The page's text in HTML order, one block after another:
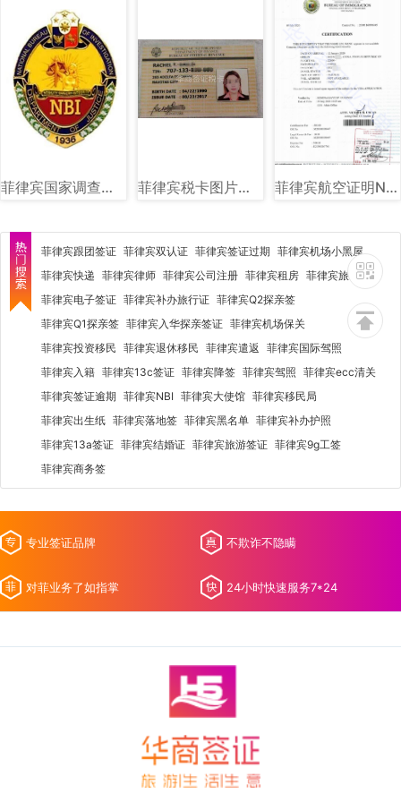
菲律宾国家调查局（NBI）图文讲解 菲律宾税卡图片样式讲解 菲律宾航空证明NTSP图片样式讲解
菲律宾跟团签证 菲律宾双认证 菲律宾签证过期 菲律宾机场小黑屋
菲律宾快递 菲律宾律师 菲律宾公司注册 菲律宾租房 菲律宾旅行社
菲律宾电子签证 菲律宾补办旅行证 菲律宾Q2探亲签
菲律宾Q1探亲签 菲律宾入华探亲签证 菲律宾机场保关
菲律宾投资移民 菲律宾退休移民 菲律宾遣返 菲律宾国际驾照
菲律宾入籍 菲律宾13c签证 菲律宾降签 菲律宾驾照 菲律宾ecc清关
菲律宾签证逾期 菲律宾NBI 菲律宾大使馆 菲律宾移民局
菲律宾出生纸 菲律宾落地签 菲律宾黑名单 菲律宾补办护照
菲律宾13a签证 菲律宾结婚证 菲律宾旅游签证 菲律宾9g工签
菲律宾商务签
专业签证品牌 不欺诈不隐瞒
对菲业务了如指掌 24小时快速服务7*24